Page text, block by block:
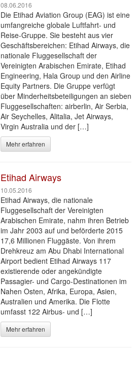
08.06.2016
Die Etihad Aviation Group (EAG) ist eine
umfangreiche globale Luftfahrt- und
Reise-Gruppe. Sie besteht aus vier
Geschäftsbereichen: Etihad Airways, die
nationale Fluggesellschaft der
Vereinigten Arabischen Emirate, Etihad
Engineering, Hala Group und den Airline
Equity Partners. Die Gruppe verfügt
über Minderheitsbeteiligungen an sieben
Fluggesellschaften: airberlin, Air Serbia,
Air Seychelles, Alitalia, Jet Airways,
Virgin Australia und der […]
Mehr erfahren
Etihad Airways
10.05.2016
Etihad Airways, die nationale
Fluggesellschaft der Vereinigten
Arabischen Emirate, nahm ihren Betrieb
im Jahr 2003 auf und beförderte 2015
17,6 Millionen Fluggäste. Von ihrem
Drehkreuz am Abu Dhabi International
Airport bedient Etihad Airways 117
existierende oder angekündigte
Passagier- und Cargo-Destinationen im
Nahen Osten, Afrika, Europa, Asien,
Australien und Amerika. Die Flotte
umfasst 122 Airbus- und […]
Mehr erfahren